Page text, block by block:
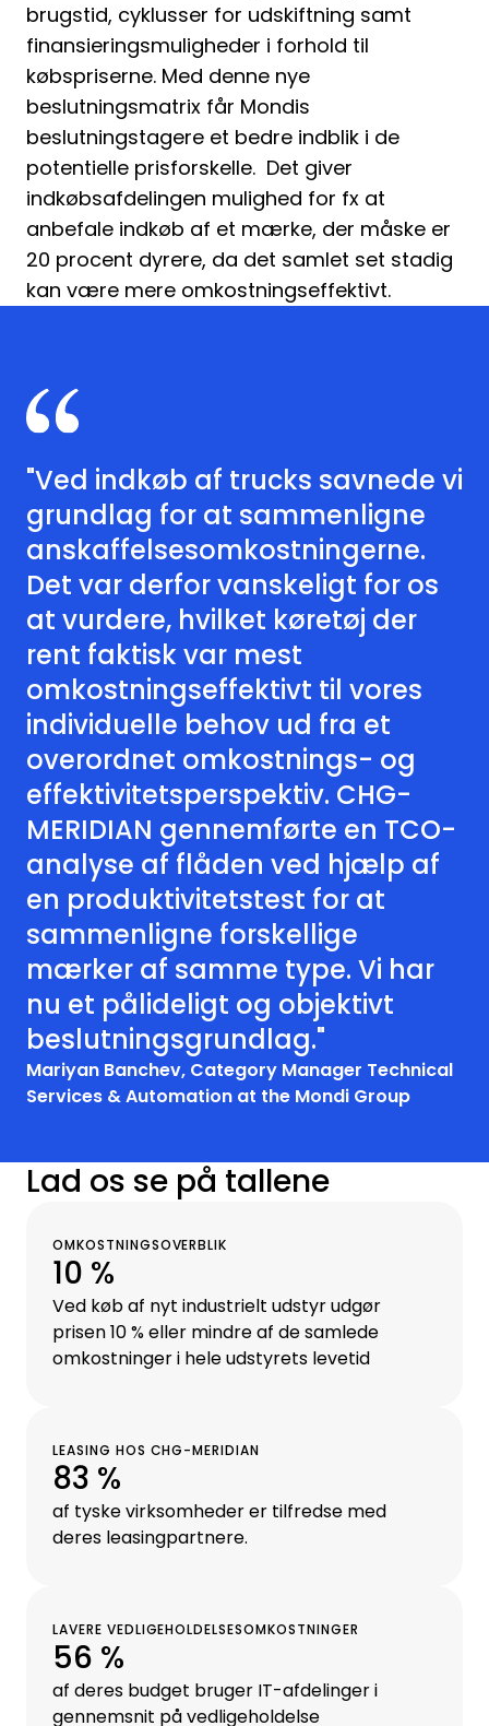
brugstid, cyklusser for udskiftning samt
finansieringsmuligheder i forhold til
købspriserne. Med denne nye
beslutningsmatrix får Mondis
beslutningstagere et bedre indblik i de
potentielle prisforskelle. Det giver
indkøbsafdelingen mulighed for fx at
anbefale indkøb af et mærke, der måske er
20 procent dyrere, da det samlet set stadig
kan være mere omkostningseffektivt.
"Ved indkøb af trucks savnede vi
grundlag for at sammenligne
anskaffelsesomkostningerne.
Det var derfor vanskeligt for os
at vurdere, hvilket køretøj der
rent faktisk var mest
omkostningseffektivt til vores
individuelle behov ud fra et
overordnet omkostnings- og
effektivitetsperspektiv. CHG-
MERIDIAN gennemførte en TCO-
analyse af flåden ved hjælp af
en produktivitetstest for at
sammenligne forskellige
mærker af samme type. Vi har
nu et pålideligt og objektivt
beslutningsgrundlag."
Mariyan Banchev, Category Manager Technical
Services & Automation at the Mondi Group
Lad os se på tallene
OMKOSTNINGSOVERBLIK
10 %
Ved køb af nyt industrielt udstyr udgør
prisen 10 % eller mindre af de samlede
omkostninger i hele udstyrets levetid
LEASING HOS CHG-MERIDIAN
83 %
af tyske virksomheder er tilfredse med
deres leasingpartnere.
LAVERE VEDLIGEHOLDELSESOMKOSTNINGER
56 %
af deres budget bruger IT-afdelinger i
gennemsnit på vedligeholdelse